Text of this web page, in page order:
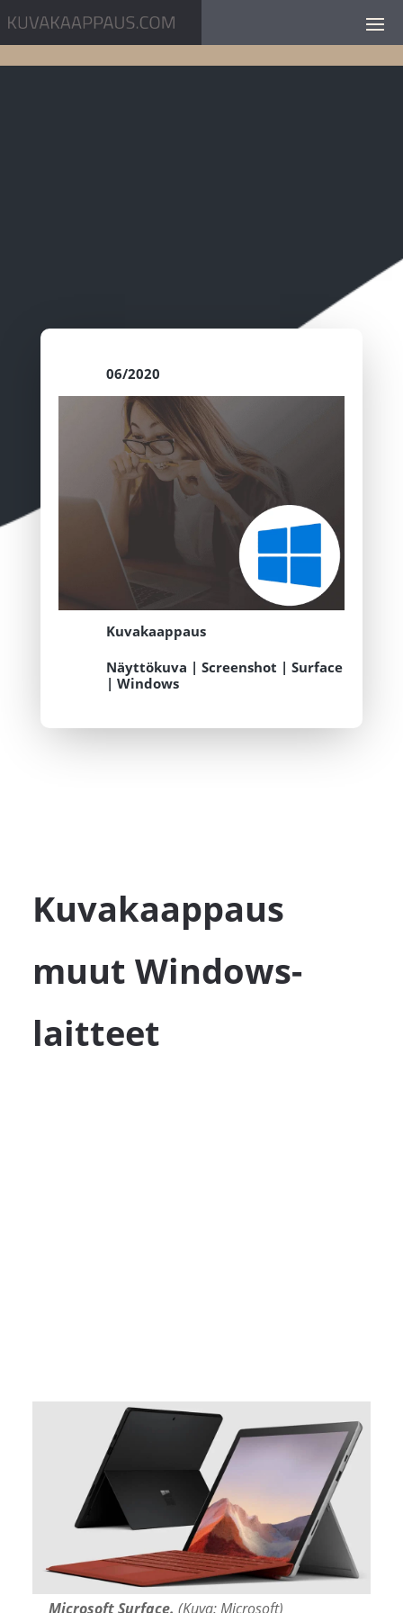
06/2020
Kuvakaappaus
Näyttökuva |Screenshot |Surface
|Windows
Kuvakaappaus
muut Windows-
laitteet
Microsoft Surface. (Kuva: Microsoft)